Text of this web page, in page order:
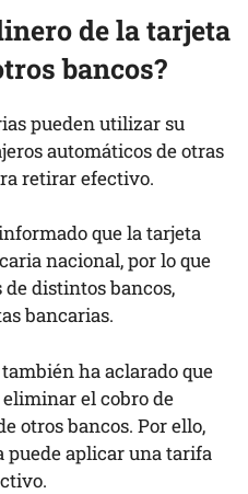
de la tarjeta
bancos?
pueden utilizar su
automáticos de otras
retirar efectivo.
que la tarjeta
nacional, por lo que
distintos bancos,
bancarias.
ha aclarado que
el cobro de
otros bancos. Por ello,
aplicar una tarifa